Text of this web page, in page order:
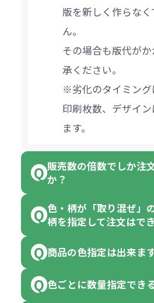
版を新しく作らな
ん。
その場合も版代が
承ください。
※劣化のタイミング
印刷枚数、デザイ
ます。
販売数の倍数でしか注
か？
一部商品（※）を除
です。
色・柄が「取り混ぜ」
柄を指定して注文はで
「色・柄 取り混ぜ
ている商品は、色指
商品の色指定は出来ま
色指定できる商品も
色ごとに数量指定でき